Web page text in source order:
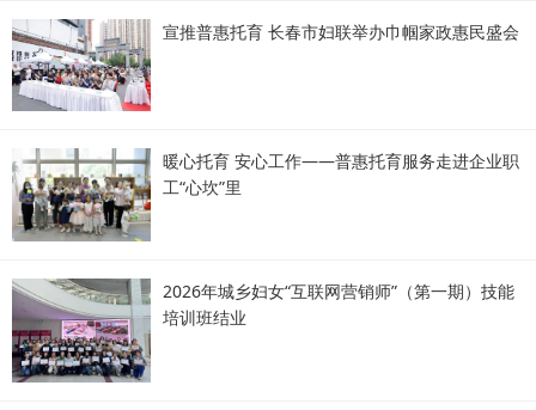
宣推普惠托育 长春市妇联举办巾帼家政惠民盛会
暖心托育 安心工作——普惠托育服务走进企业职
工“心坎”里
2026年城乡妇女“互联网营销师”（第一期）技能
培训班结业